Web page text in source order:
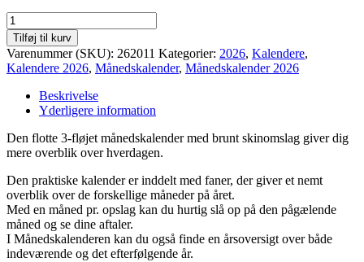
Månedskalender
2026
3-
fløjet
i
brunt
skind
Tilføj til kurv
Varenummer (SKU): 262011 Kategorier: 2026, Kalendere,
Kalendere 2026, Månedskalender, Månedskalender 2026
Beskrivelse
Yderligere information
Den flotte 3-fløjet månedskalender med brunt skinomslag giver dig
mere overblik over hverdagen.
Den praktiske kalender er inddelt med faner, der giver et nemt
overblik over de forskellige måneder på året.
Med en måned pr. opslag kan du hurtig slå op på den pågælende
måned og se dine aftaler.
I Månedskalenderen kan du også finde en årsoversigt over både
indeværende og det efterfølgende år.